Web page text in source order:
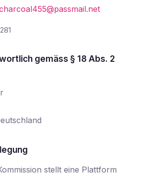
gemäss § 18 Abs. 2
stellt eine Plattform